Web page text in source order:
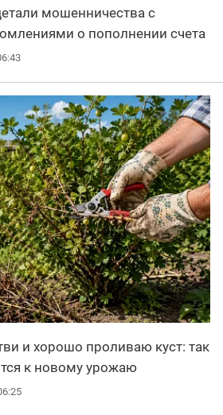
мошенничества с
о пополнении счета
и хорошо проливаю куст: так
к новому урожаю